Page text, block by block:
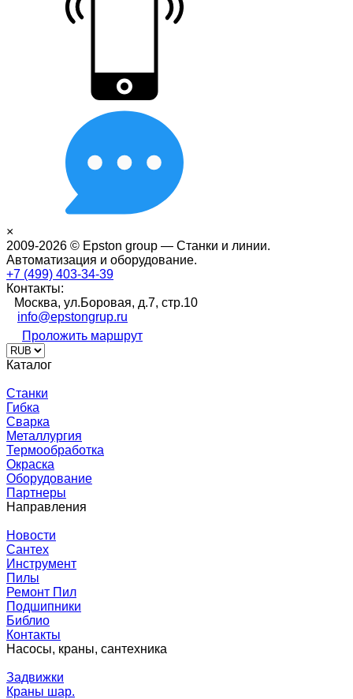
×
2009-2026 © Epston group — Станки и линии.
Автоматизация и оборудование.
+7 (499) 403-34-39
Контакты:
Москва, ул.Боровая, д.7, стр.10
info@epstongrup.ru
Проложить маршрут
Каталог
Станки
Гибка
Сварка
Металлургия
Термообработка
Окраска
Оборудование
Партнеры
Направления
Новости
Сантех
Инструмент
Пилы
Ремонт Пил
Подшипники
Библио
Контакты
Насосы, краны, сантехника
Задвижки
Краны шар.